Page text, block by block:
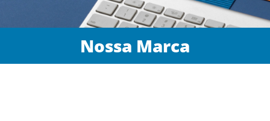
Nossa Marca